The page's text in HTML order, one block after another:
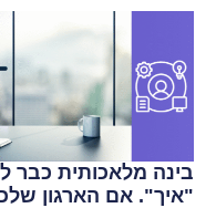
בינה מלאכותית
"איך". אם הארגון